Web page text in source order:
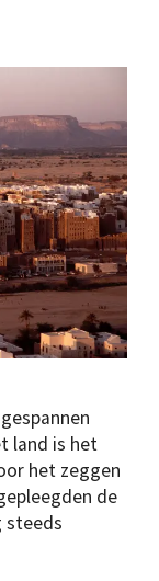
land is het
het zeggen
de
steeds